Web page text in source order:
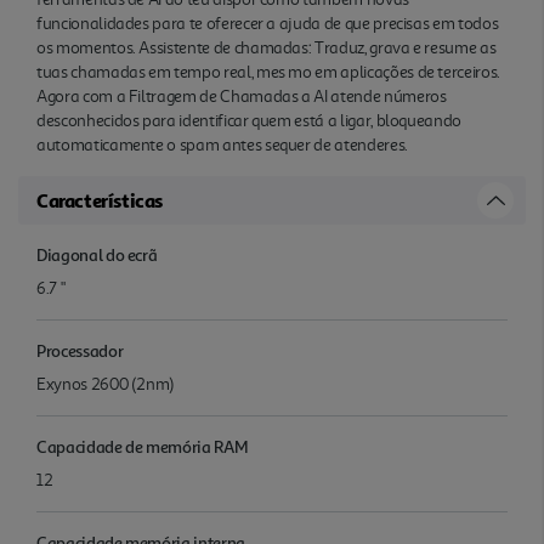
funcionalidades para te oferecer a ajuda de que precisas em todos
os momentos. Assistente de chamadas: Traduz, grava e resume as
tuas chamadas em tempo real, mes mo em aplicações de terceiros.
Agora com a Filtragem de Chamadas a AI atende números
desconhecidos para identificar quem está a ligar, bloqueando
automaticamente o spam antes sequer de atenderes.
Características
Diagonal do ecrã
6.7 "
Processador
Exynos 2600 (2nm)
Capacidade de memória RAM
12